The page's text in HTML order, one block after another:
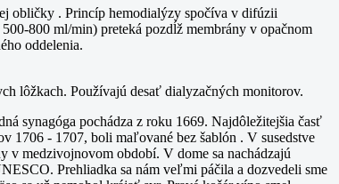
obličky . Princíp hemodialýzy spočíva v difúzii
800 ml/min) preteká pozdĺž membrány v opačnom
oddelenia.
lôžkach. Používajú desať dialyzačných monitorov.
synagóga pochádza z roku 1669. Najdôležitejšia časť
1706 - 1707, boli maľované bez šablón . V susedstve
v medzivojnovom období. V dome sa nachádzajú
Prehliadka sa nám veľmi páčila a dozvedeli sme